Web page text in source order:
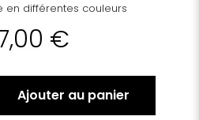
en différentes couleurs
€
Ajouter au panier